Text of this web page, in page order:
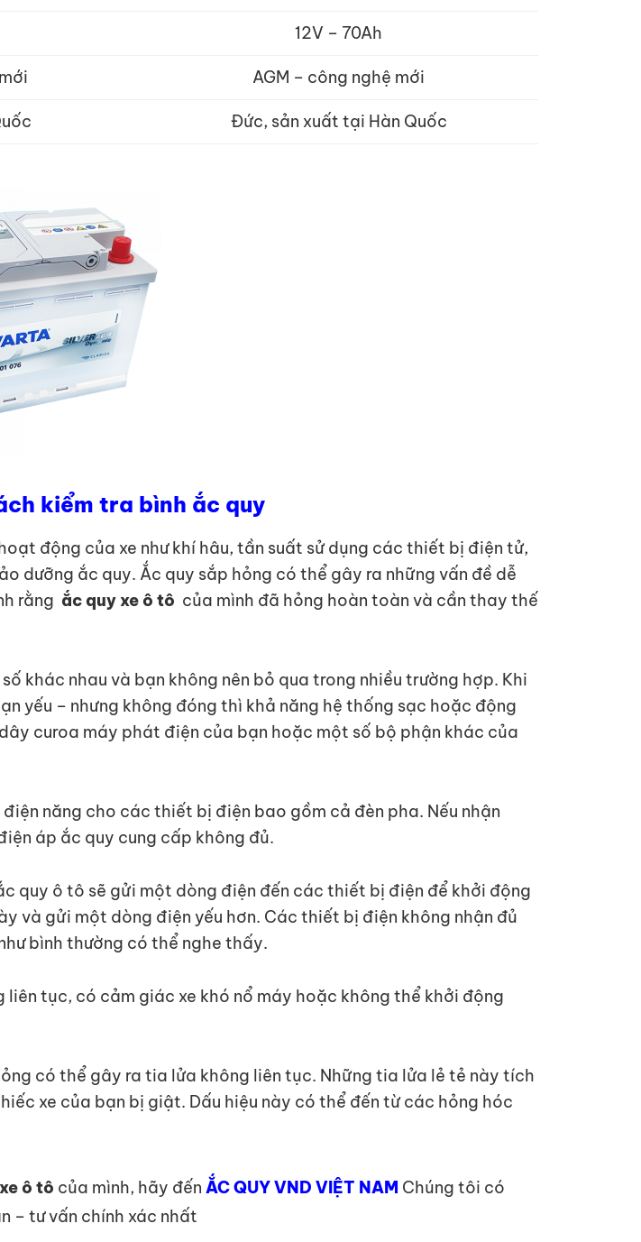
12V – 70Ah
AGM – công nghệ mới
Đức, sản xuất tại Hàn Quốc
kiểm tra bình ắc quy
động của xe như khí hâu, tần suất sử dụng các thiết bị điện tử,
dưỡng ắc quy. Ắc quy sắp hỏng có thể gây ra những vấn đề dễ
rằng ắc quy xe ô tô của mình đã hỏng hoàn toàn và cần thay thế
khác nhau và bạn không nên bỏ qua trong nhiều trường hợp. Khi
yếu – nhưng không đóng thì khả năng hệ thống sạc hoặc động
curoa máy phát điện của bạn hoặc một số bộ phận khác của
năng cho các thiết bị điện bao gồm cả đèn pha. Nếu nhận
áp ắc quy cung cấp không đủ.
quy ô tô sẽ gửi một dòng điện đến các thiết bị điện để khởi động
và gửi một dòng điện yếu hơn. Các thiết bị điện không nhận đủ
bình thường có thể nghe thấy.
tục, có cảm giác xe khó nổ máy hoặc không thể khởi động
có thể gây ra tia lửa không liên tục. Những tia lửa lẻ tẻ này tích
xe của bạn bị giật. Dấu hiệu này có thể đến từ các hỏng hóc
ô tô của mình, hãy đến ẮC QUY VND VIỆT NAM Chúng tôi có
– tư vấn chính xác nhất